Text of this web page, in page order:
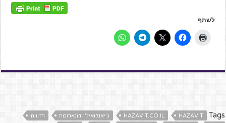
לשתף
Tags
HAZAVIT
HAZAVIT.CO.IL ג'יאנלואיג'י דונארומה
הזווית